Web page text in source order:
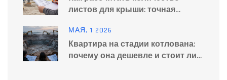
листов для крыши: точная
МАЯ, 1 2026
Квартира на стадии котлована:
почему она дешевле и стоит ли